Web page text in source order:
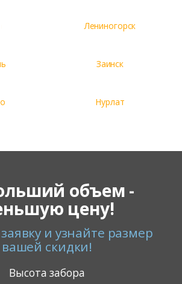
Лениногорск
Заинск
Нурлат
объем -
цену!
и узнайте размер
вашей скидки!
Высота забора